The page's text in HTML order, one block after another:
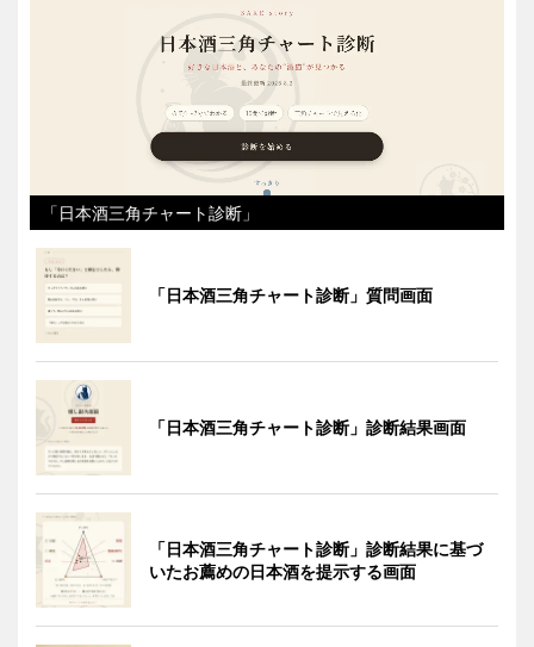
「日本酒三角チャート診断」
「日本酒三角チャート診断」質問画面
「日本酒三角チャート診断」診断結果画面
「日本酒三角チャート診断」診断結果に基づ
いたお薦めの日本酒を提示する画面